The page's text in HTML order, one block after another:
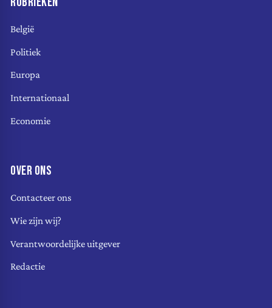
België
Politiek
Europa
Internationaal
Economie
OVER ONS
Contacteer ons
Wie zijn wij?
Verantwoordelijke uitgever
Redactie